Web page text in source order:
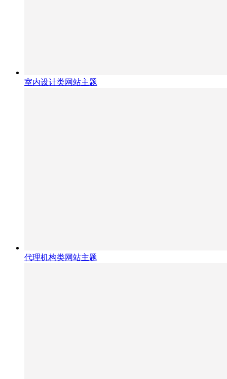
室内设计类网站主题
代理机构类网站主题